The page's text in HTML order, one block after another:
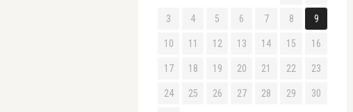
3 4 5 6 7 8 9
10 11 12 13 14 15 16
17 18 19 20 21 22 23
24 25 26 27 28 29 30